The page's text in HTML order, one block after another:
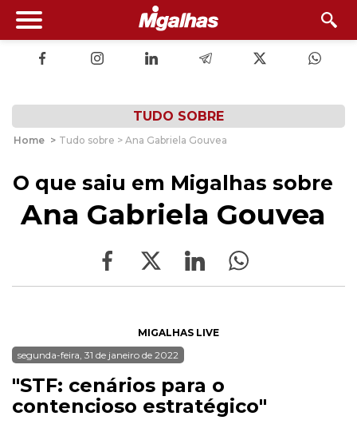
TUDO SOBRE
Home > Tudo sobre > Ana Gabriela Gouvea
O que saiu em Migalhas sobre
Ana Gabriela Gouvea
MIGALHAS LIVE
segunda-feira, 31 de janeiro de 2022
"STF: cenários para o
contencioso estratégico"